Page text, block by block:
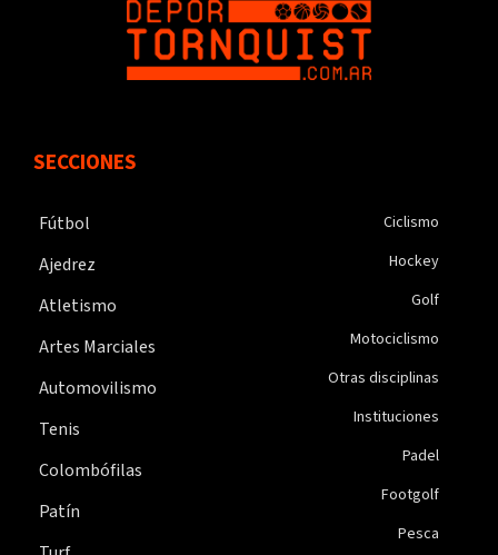
SECCIONES
Fútbol
Ajedrez
Atletismo
Artes Marciales
Automovilismo
Tenis
Colombófilas
Patín
Ciclismo
Hockey
Golf
Motociclismo
Otras disciplinas
Instituciones
Padel
Footgolf
Pesca